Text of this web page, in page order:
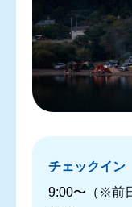
チェックイン
9:00〜（※前